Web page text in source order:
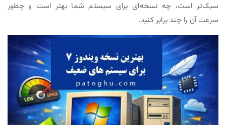
سبک‌تر است، چه نسخه‌ای برای سیستم شما بهتر است و چطور
سرعت آن را چند برابر کنید.